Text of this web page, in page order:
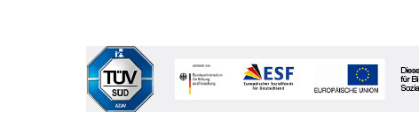
Weiterbildungen und erhalte eine Einladung zum
Informations- und Aufnahmeworkshop. Bei Fragen,
schreibe uns einfach eine Mail an:
info@theaterwerkstatt-heidelberg.de Wir freuen uns auf